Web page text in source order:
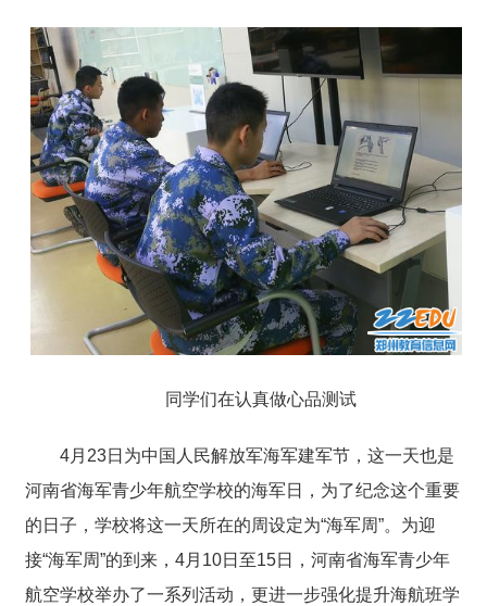
同学们在认真做心品测试
4月23日为中国人民解放军海军建军节，这一天也是
河南省海军青少年航空学校的海军日，为了纪念这个重要
的日子，学校将这一天所在的周设定为“海军周”。为迎
接“海军周”的到来，4月10日至15日，河南省海军青少年
航空学校举办了一系列活动，更进一步强化提升海航班学